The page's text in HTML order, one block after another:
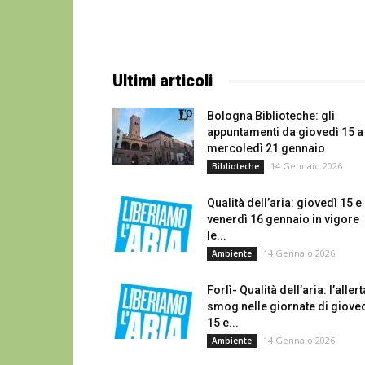
Ultimi articoli
Bologna Biblioteche: gli
appuntamenti da giovedì 15 a
mercoledì 21 gennaio
Biblioteche 14 Gennaio 2026
Qualità dell’aria: giovedì 15 e
venerdì 16 gennaio in vigore
le...
Ambiente 14 Gennaio 2026
Forlì- Qualità dell’aria:
smog nelle giornate di
15 e...
Ambiente 14 Gennaio 2026